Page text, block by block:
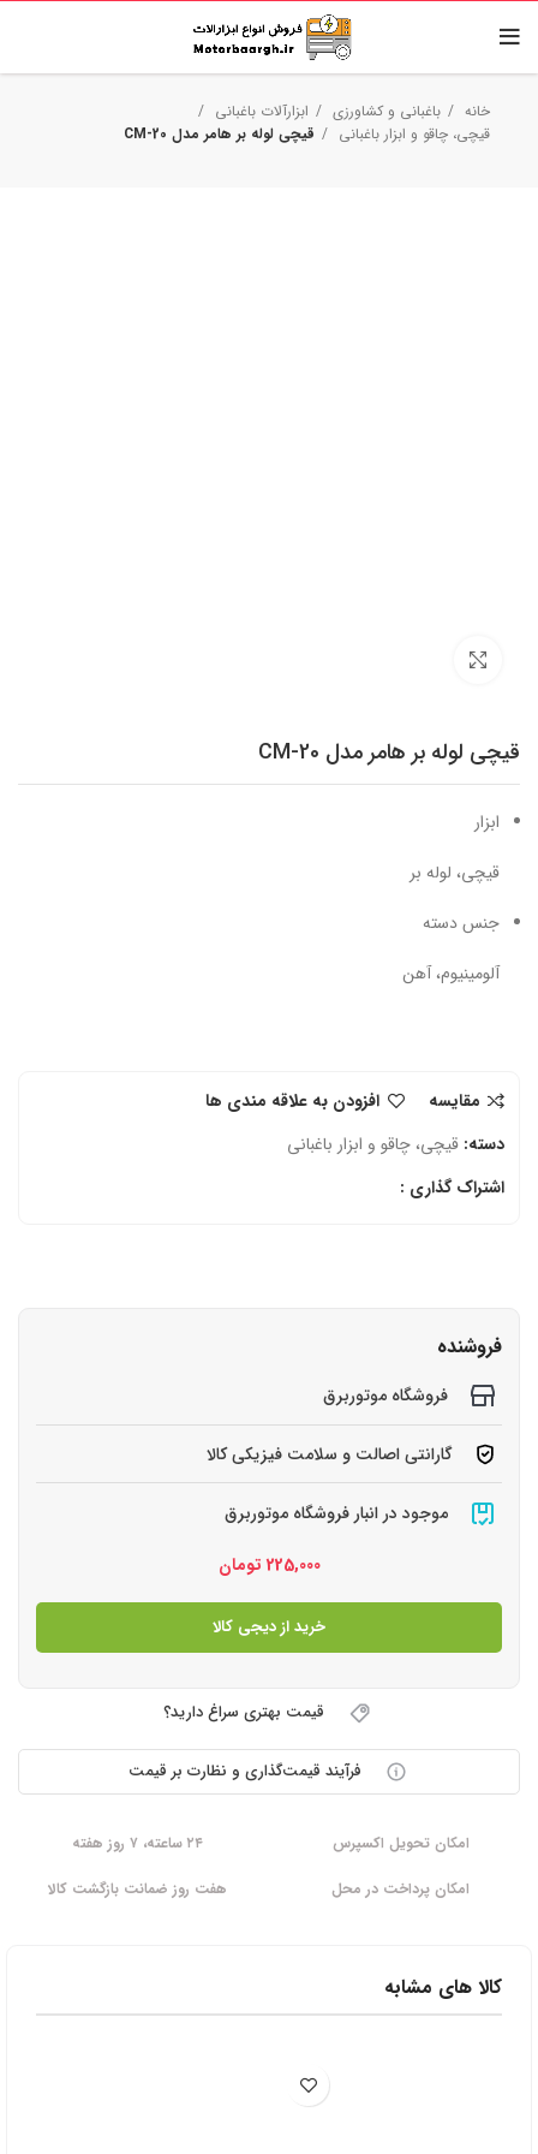
خانه باغبانی و کشاورزی
ابزارآلات باغبانی
قیچی‌، چاقو و ابزار باغبانی
قیچی لوله بر هامر مدل 20-CM
قیچی لوله بر هامر مدل 20-CM
ابزار
قیچی، لوله بر
جنس دسته
آلومینیوم، آهن
مقایسه
افزودن به علاقه مندی ها
دسته: قیچی‌، چاقو و ابزار باغبانی
اشتراک گذاری :
فروشنده
فروشگاه موتوربرق
گارانتی اصالت و سلامت فیزیکی کالا
موجود در انبار فروشگاه موتوربرق
225,000 تومان
خرید از دیجی کالا
قیمت بهتری سراغ دارید؟
فرآیند قیمت‌گذاری و نظارت بر قیمت
امکان تحویل اکسپرس
۲۴ ساعته، ۷ روز هفته
امکان پرداخت در محل
هفت روز ضمانت بازگشت کالا
کالا های مشابه